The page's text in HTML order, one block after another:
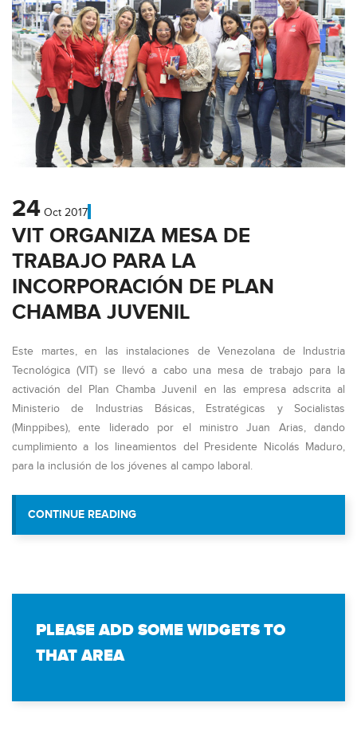
24 Oct 2017
VIT ORGANIZA MESA DE
TRABAJO PARA LA
INCORPORACIÓN DE PLAN
CHAMBA JUVENIL
Este martes, en las instalaciones de Venezolana de Industria
Tecnológica (VIT) se llevó a cabo una mesa de trabajo para la
activación del Plan Chamba Juvenil en las empresa adscrita al
Ministerio de Industrias Básicas, Estratégicas y Socialistas
(Minppibes), ente liderado por el ministro Juan Arias, dando
cumplimiento a los lineamientos del Presidente Nicolás Maduro,
para la inclusión de los jóvenes al campo laboral.
CONTINUE READING
PLEASE ADD SOME WIDGETS TO
THAT AREA